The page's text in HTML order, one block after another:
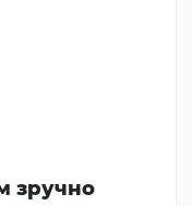
зручно